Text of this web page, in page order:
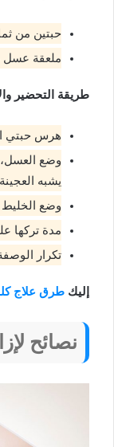
حبتين من
ملعقة عسل
طريقة التحضير
هرس حبتي
وضع
يشبه
وضع الخليط
مدة تركها
تكرار
إليك طرق علاج
نصائح